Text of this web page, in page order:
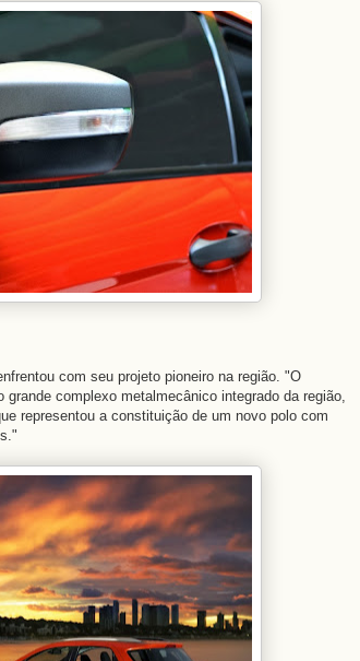
com seu projeto pioneiro na região. "O
complexo metalmecânico integrado da região,
representou a constituição de um novo polo com